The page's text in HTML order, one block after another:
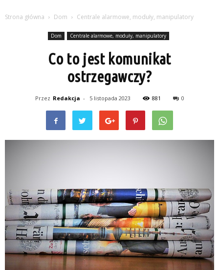
Strona główna Dom Centrale alarmowe, moduły, manipulatory
Dom Centrale alarmowe, moduły, manipulatory
Co to jest komunikat
ostrzegawczy?
Przez Redakcja - 5 listopada 2023 881 0